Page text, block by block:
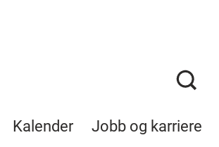
Kalender Jobb og karriere